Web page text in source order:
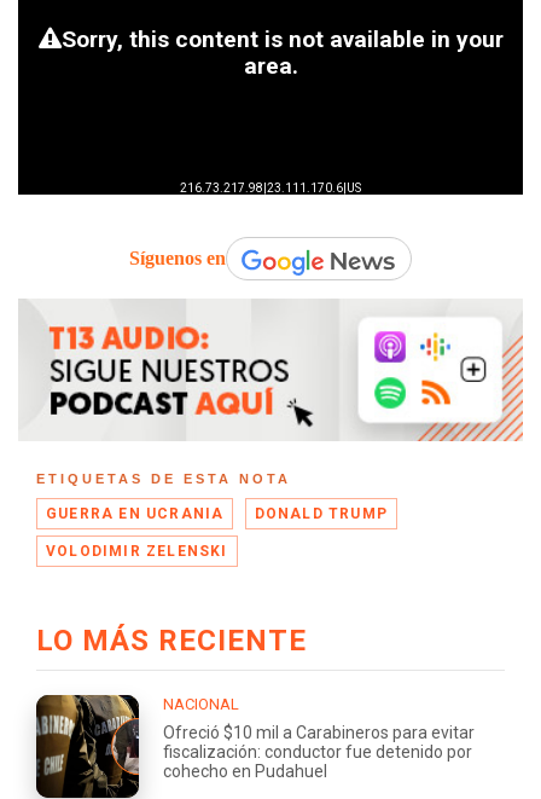
Síguenos en
ETIQUETAS DE ESTA NOTA
GUERRA EN UCRANIA DONALD TRUMP
VOLODIMIR ZELENSKI
LO MÁS RECIENTE
NACIONAL
Ofreció $10 mil a Carabineros para evitar
fiscalización: conductor fue detenido por
cohecho en Pudahuel